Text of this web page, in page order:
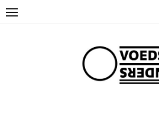
Ga
naar